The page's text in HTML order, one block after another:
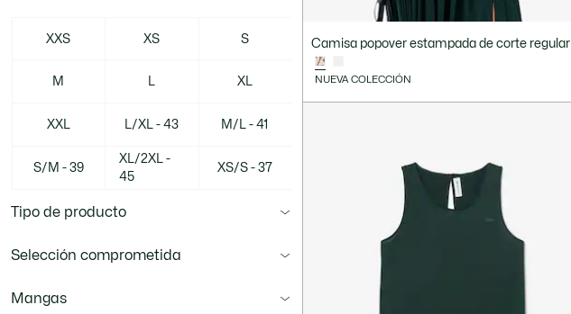
XXS XS S
M XL
XXL L/XL - 43 M/L - 41
S/M - 39
XL/2XL -
45
XS/S - 37
Tipo de producto
Selección comprometida
Mangas
Camisa popover estampada de corte regular
NUEVA COLECCIÓN